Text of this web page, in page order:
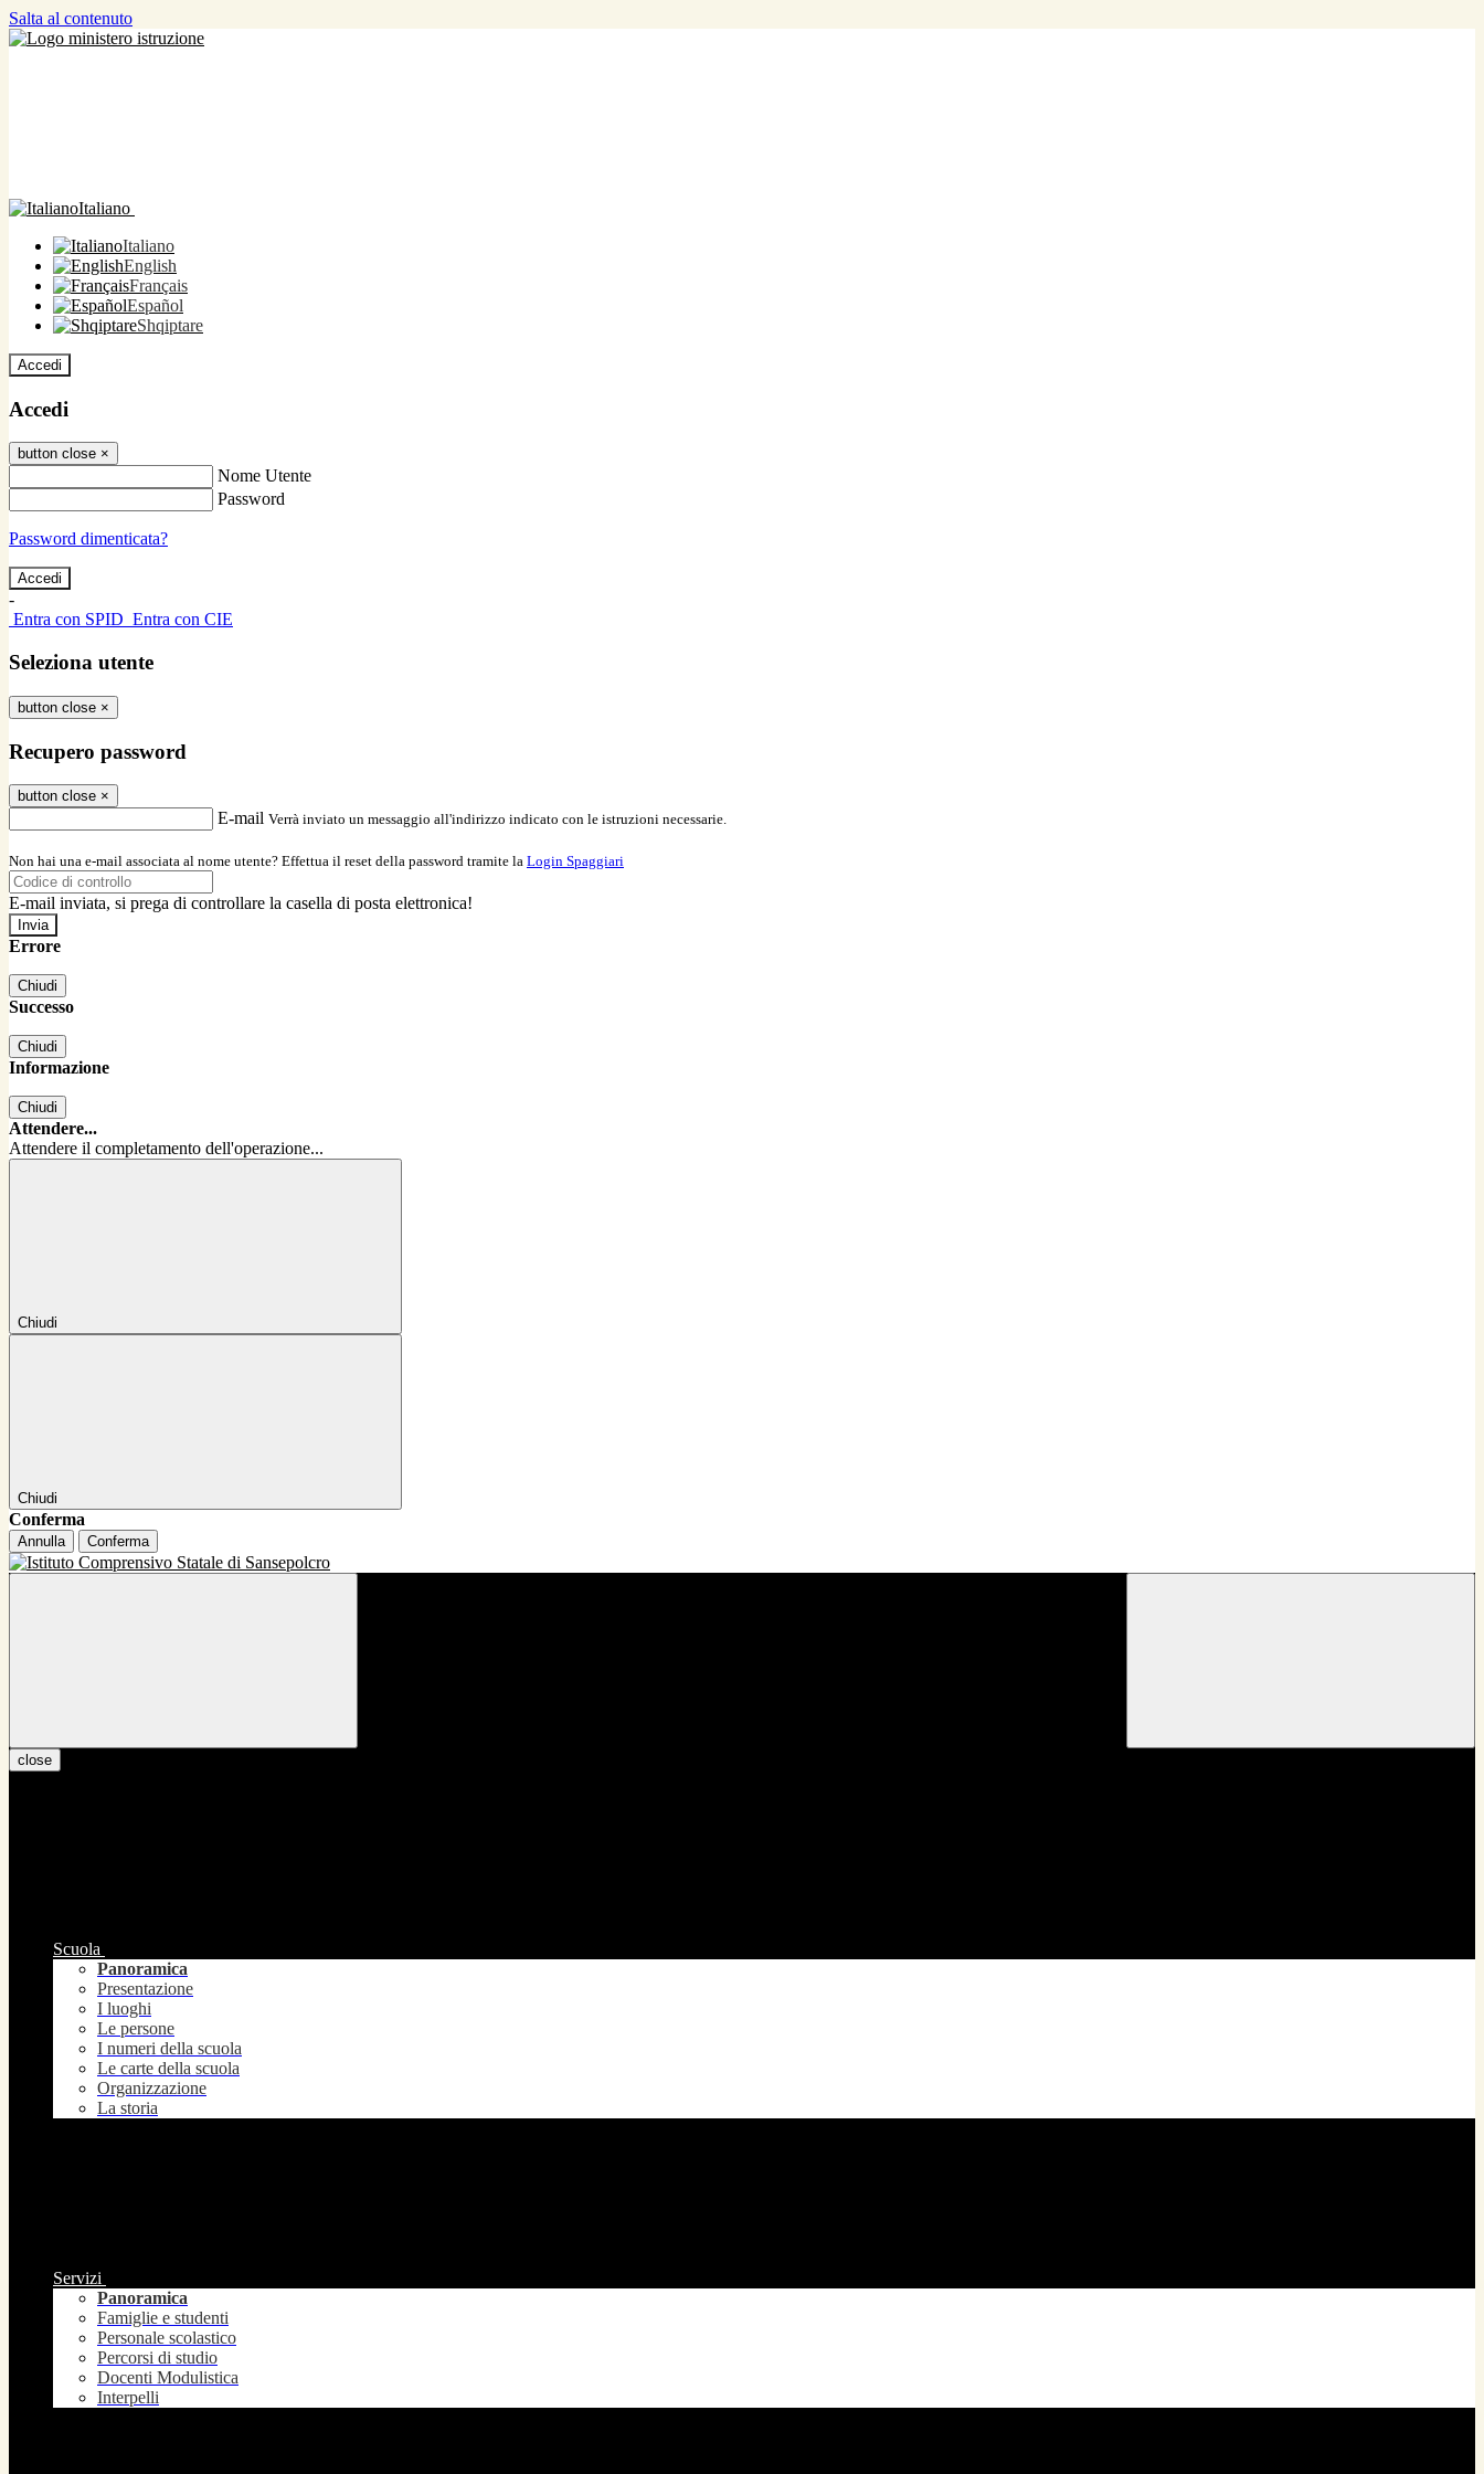
Salta al contenuto
Italiano
Italiano
English
Français
Español
Shqiptare
Accedi
Accedi
button close ×
Nome Utente
Password
Password dimenticata?
-
Entra con SPID Entra con CIE
Seleziona utente
button close ×
Recupero password
button close ×
E-mail Verrà inviato un messaggio all'indirizzo indicato con le istruzioni necessarie.
Non hai una e-mail associata al nome utente? Effettua il reset della password tramite la Login Spaggiari
E-mail inviata, si prega di controllare la casella di posta elettronica!
Errore
Chiudi
Successo
Chiudi
Informazione
Chiudi
Attendere...
Attendere il completamento dell'operazione...
Chiudi
Chiudi
Conferma
Annulla Conferma
close
Scuola
Panoramica
Presentazione
I luoghi
Le persone
I numeri della scuola
Le carte della scuola
Organizzazione
La storia
Servizi
Panoramica
Famiglie e studenti
Personale scolastico
Percorsi di studio
Docenti Modulistica
Interpelli